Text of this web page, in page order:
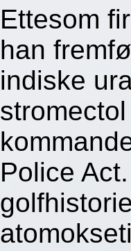
Ettesom
han
indiske
Police